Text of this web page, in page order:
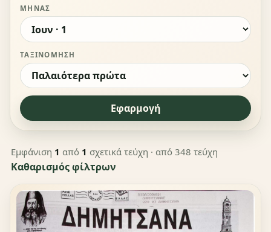
ΜΉΝΑΣ
ΤΑΞΙΝΌΜΗΣΗ
Εφαρμογή
Εμφάνιση 1 από 1 σχετικά τεύχη · από 348 τεύχη
Καθαρισμός φίλτρων